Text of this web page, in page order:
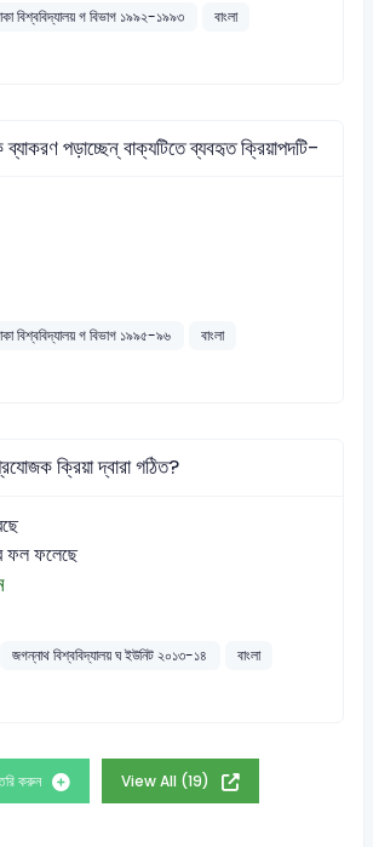
বিশ্ববিদ্যালয় গ বিভাগ ১৯৯২-১৯৯৩
বাংলা
পড়াচ্ছেন্ বাক্যটিতে ব্যবহৃত ক্রিয়াপদটি-
বিশ্ববিদ্যালয় গ বিভাগ ১৯৯৫-৯৬
বাংলা
ক্রিয়া দ্বারা গঠিত?
ফল ফলেছে
জগন্নাথ বিশ্ববিদ্যালয় ঘ ইউনিট ২০১৩-১৪
বাংলা
করুন View All (19)